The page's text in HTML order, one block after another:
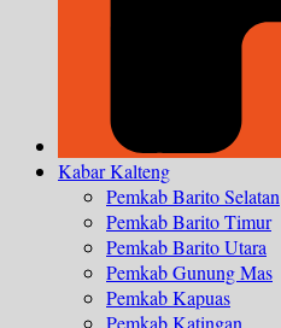
Kabar Kalteng
Pemkab Barito Selatan
Pemkab Barito Timur
Pemkab Barito Utara
Pemkab Gunung Mas
Pemkab Kapuas